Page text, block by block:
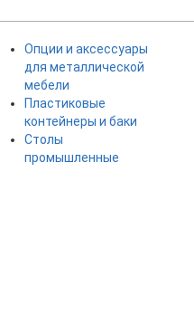
Опции и аксессуары
для металлической
мебели
Пластиковые
контейнеры и баки
Столы
промышленные